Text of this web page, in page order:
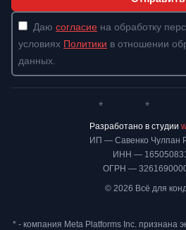
Даю согласие на обработку
условиях Политики в отношении
данных.
ИП — Савенко Чулпан
ИНН —
ОГРН —
© 2026 Всё для
* *
Разработано в студии
* - компания Meta Platforms Inc. признана